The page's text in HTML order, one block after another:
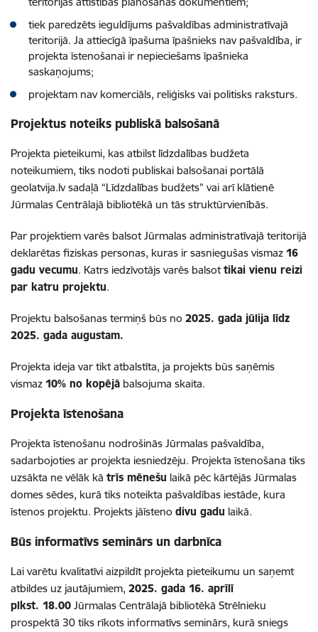
tiek paredzēts ieguldījums pašvaldības administratīvajā
teritorijā. Ja attiecīgā īpašuma īpašnieks nav pašvaldība, ir
projekta īstenošanai ir nepieciešams īpašnieka
saskaņojums;
projektam nav komerciāls, reliģisks vai politisks raksturs.
Projektus noteiks publiskā balsošanā
Projekta pieteikumi, kas atbilst līdzdalības budžeta
noteikumiem, tiks nodoti publiskai balsošanai portālā
geolatvija.lv sadaļā “Līdzdalības budžets” vai arī klātienē
Jūrmalas Centrālajā bibliotēkā un tās struktūrvienībās.
Par projektiem varēs balsot Jūrmalas administratīvajā teritorijā
deklarētas fiziskas personas, kuras ir sasniegušas vismaz 16
gadu vecumu. Katrs iedzīvotājs varēs balsottikai vienu reizi
par katru projektu.
Projektu balsošanas termiņš būs no 2025. gada jūlija līdz
2025. gada augustam.
Projekta ideja var tikt atbalstīta, ja projekts būs saņēmis
vismaz 10% no kopējā balsojuma skaita.
Projekta īstenošana
Projekta īstenošanu nodrošinās Jūrmalas pašvaldība,
sadarbojoties ar projekta iesniedzēju. Projekta īstenošana tiks
uzsākta ne vēlāk kā trīs mēnešu laikā pēc kārtējās Jūrmalas
domes sēdes, kurā tiks noteikta pašvaldības iestāde, kura
īstenos projektu. Projekts jāīsteno divu gadu laikā.
Būs informatīvs seminārs un darbnīca
Lai varētu kvalitatīvi aizpildīt projekta pieteikumu un saņemt
atbildes uz jautājumiem, 2025. gada 16. aprīlī
plkst. 18.00 Jūrmalas Centrālajā bibliotēkā Strēlnieku
prospektā 30 tiks rīkots informatīvs seminārs, kurā sniegs